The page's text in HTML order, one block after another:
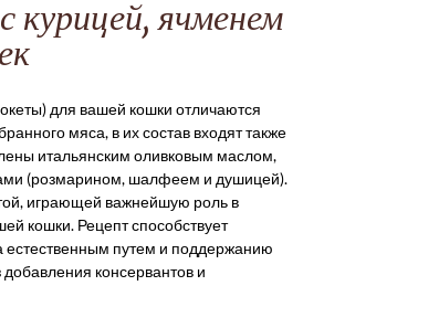
курицей, ячменем
для вашей кошки отличаются
мяса, в их состав входят также
итальянским оливковым маслом,
(розмарином, шалфеем и душицей).
играющей важнейшую роль в
кошки. Рецепт способствует
естественным путем и поддержанию
консервантов и